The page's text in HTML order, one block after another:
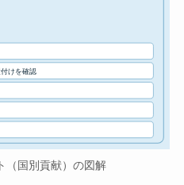
けを確認
（国別貢献）の図解